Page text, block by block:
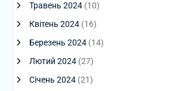
Травень 2024(10)
Квітень 2024(16)
Березень 2024(14)
Лютий 2024(27)
Січень 2024(21)